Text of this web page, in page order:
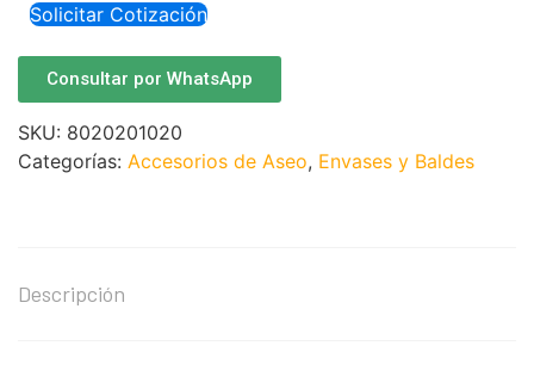
Solicitar Cotización
Consultar por WhatsApp
SKU: 8020201020
Categorías: Accesorios de Aseo, Envases y Baldes
Descripción